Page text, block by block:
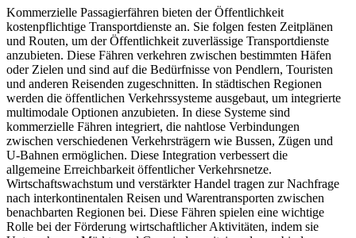
Kommerzielle Passagierfähren bieten der Öffentlichkeit
kostenpflichtige Transportdienste an. Sie folgen festen Zeitplänen
und Routen, um der Öffentlichkeit zuverlässige Transportdienste
anzubieten. Diese Fähren verkehren zwischen bestimmten Häfen
oder Zielen und sind auf die Bedürfnisse von Pendlern, Touristen
und anderen Reisenden zugeschnitten. In städtischen Regionen
werden die öffentlichen Verkehrssysteme ausgebaut, um integrierte
multimodale Optionen anzubieten. In diese Systeme sind
kommerzielle Fähren integriert, die nahtlose Verbindungen
zwischen verschiedenen Verkehrsträgern wie Bussen, Zügen und
U-Bahnen ermöglichen. Diese Integration verbessert die
allgemeine Erreichbarkeit öffentlicher Verkehrsnetze.
Wirtschaftswachstum und verstärkter Handel tragen zur Nachfrage
nach interkontinentalen Reisen und Warentransporten zwischen
benachbarten Regionen bei. Diese Fähren spielen eine wichtige
Rolle bei der Förderung wirtschaftlicher Aktivitäten, indem sie